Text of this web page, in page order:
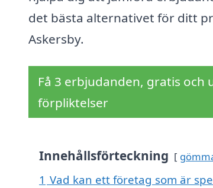
det bästa alternativet för ditt
Askersby.
Få 3 erbjudanden, gratis och
förpliktelser
Innehållsförteckning
1 Vad kan ett företag som är